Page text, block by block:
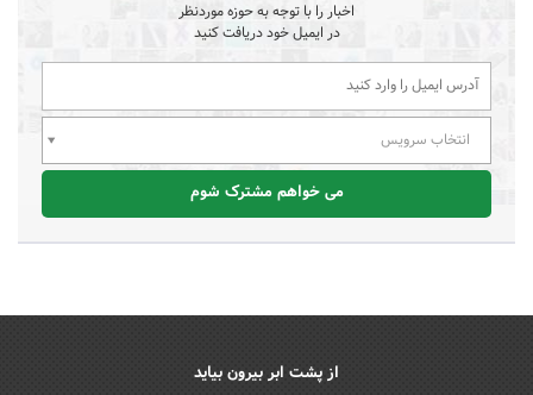
اخبار را با توجه به حوزه موردنظر
در ایمیل خود دریافت کنید
انتخاب سرویس
می خواهم مشترک شوم
از پشت ابر بیرون بیاید